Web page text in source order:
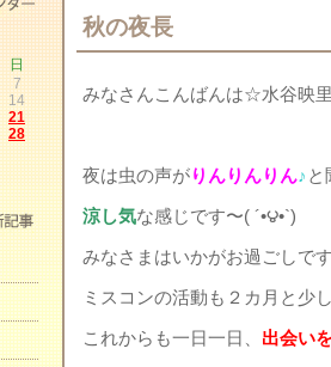
秋の夜長
みなさんこんばんは☆水谷映
夜は虫の声がりんりんりん♪ と
涼し気な感じです〜( ´•౪•`)
みなさまはいかがお過ごしで
ミスコンの活動も２カ月と少
これからも一日一日、 出会い
日
7
14
21
28